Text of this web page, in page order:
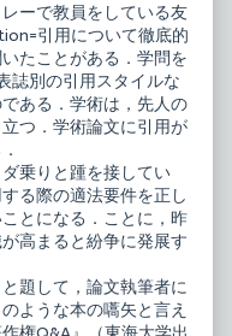
ーで教員をしている友
引用について徹底的
たことがある．学問を
誌別の引用スタイルな
ある．学術は，先人の
つ．学術論文に引用が
乗りと踵を接してい
る際の適法要件を正し
とになる．ことに，昨
高まると紛争に発展す
題して，論文執筆者に
ような本の嚆矢と言え